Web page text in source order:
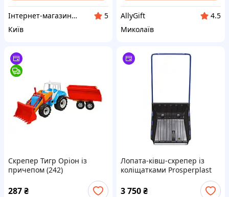
Інтернет-магазин Dimua
5
Київ
AllyGift
4.5
Миколаїв
Скрепер Тигр Оріон із
причепом (242)
287₴
Лопата-ківш-схрепер із
коліщатками Prosperplast
Arctic L Eco, 67х150 см, ківш
пластик, ручка метал
3 750₴